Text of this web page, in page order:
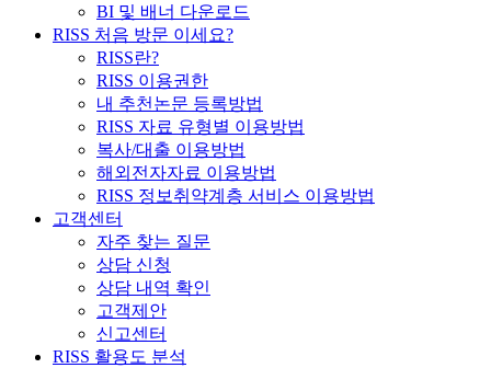
BI 및 배너 다운로드
RISS 처음 방문 이세요?
RISS란?
RISS 이용권한
내 추천논문 등록방법
RISS 자료 유형별 이용방법
복사/대출 이용방법
해외전자자료 이용방법
RISS 정보취약계층 서비스 이용방법
고객센터
자주 찾는 질문
상담 신청
상담 내역 확인
고객제안
신고센터
RISS 활용도 분석